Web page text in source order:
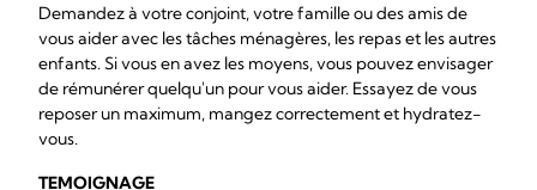
Demandez à votre conjoint, votre famille ou des amis de
vous aider avec les tâches ménagères, les repas et les autres
enfants. Si vous en avez les moyens, vous pouvez envisager
de rémunérer quelqu'un pour vous aider. Essayez de vous
reposer un maximum, mangez correctement et hydratez-
vous.
TEMOIGNAGE